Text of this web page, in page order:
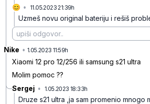
😊 • 11.05.2023 21:39h
Uzmeš novu original bateriju i rešiš
Nike • 1.05.2023 11:59h
Xiaomi 12 pro 12/256 ili samsung s21 ultra
Molim pomoc ??
Sergej • 1.05.2023 18:33h
Druze s21 ultra ,ja sam promenio mnogo